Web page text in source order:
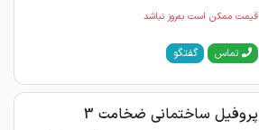
قیمت ممکن است به‌روز نباشد
تماس گفتگو
پروفیل ساختمانی ضخامت 3